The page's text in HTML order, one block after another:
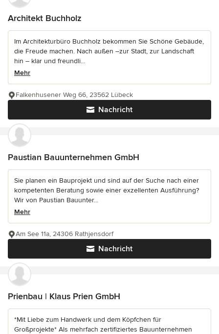
Architekt Buchholz
Im Architekturbüro Buchholz bekommen Sie Schöne Gebäude,
die Freude machen. Nach außen –zur Stadt, zur Landschaft
hin – klar und freundli...
Mehr
Nachricht
Falkenhusener Weg 66, 23562 Lübeck
Paustian Bauunternehmen GmbH
Sie planen ein Bauprojekt und sind auf der Suche nach einer
kompetenten Beratung sowie einer exzellenten Ausführung?
Wir von Paustian Bauunter...
Mehr
Nachricht
Am See 11a, 24306 Rathjensdorf
Prienbau | Klaus Prien GmbH
*Mit Liebe zum Handwerk und dem Köpfchen für
Großprojekte* Als mehrfach zertifiziertes Bauunternehmen